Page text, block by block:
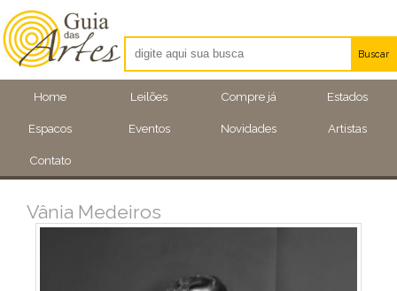
Home Leilões Compre já Estados
Espacos Eventos Novidades Artistas
Contato
Buscar
Artistas
Eventos
Vânia Medeiros